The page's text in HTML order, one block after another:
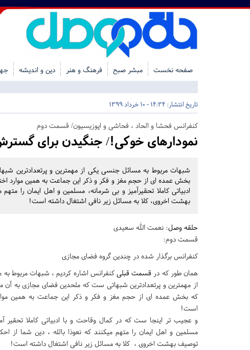
صفحه نخست مبشر صبح فرهنگ و هنر دین و اندیشه
تاریخ انتشار: 14:34 - 10 خرداد 1399
کنفرانس فحشا و الحاد ، فحاشی و اپوزیسیون/ قسمت دوم
نمودارهای خوکی!/ جنگیدن برای
شبهات مربوط به مسائل جنسی یکی از مهمترین و پرتعدادترین
بخش عمده ای از حجم مغز و فکر و ذکر این جماعت به همین موارد
ادبیاتی کاملا تحقیرآمیز و بی شرمانه، مسلمین و اهل ایمان را
بهشت اخروی، کلا به مسائل زیر نافی اشتغال داشته است!
حلقه وصل: نعمت الله سعیدی
قسمت دوم:
کنفرانس برگذار شده در چندین گروه فضای مجازی
همان طور که در قسمت قبلی کنفرانس اشاره کردیم ، شبهات مربوط
از مهمترین و پرتعدادترین شبهاتی ست که ملحدین فضای مجازی به آن
که بخش عمده ای از حجم مغز و فکر و ذکر این جماعت به همین
است!
و عجیب تر اینجا ست که در کمال وقاحت و با ادبیاتی کاملا تحقیر
مسلمین و اهل ایمان را متهم میکنند که نعوذا بالله ، دین شما از
توصیف بهشت اخروی ، کلا به مسائل زیر نافی اشتغال داشته است!